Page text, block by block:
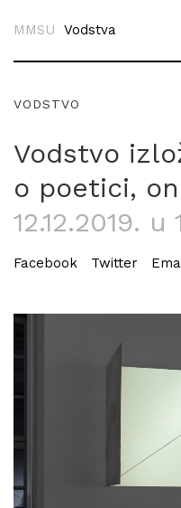
MMSU Vodstva
VODSTVO
Vodstvo
o poetici,
12.12.2019. u
Facebook Twitter